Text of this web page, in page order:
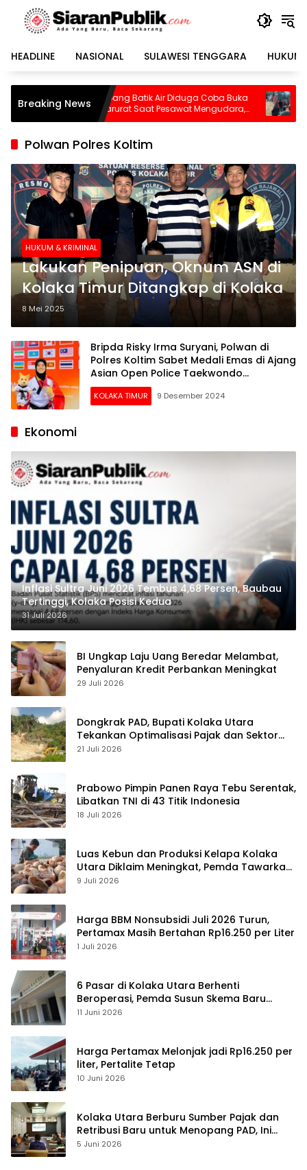
Langsung
konten
HEADLINE
NASIONAL SULAWESI TENGGARA HUKUM
Breaking News
Batik Air Diduga Coba Buka
Darurat Saat Pesawat Mengudara,
Pecah di Dalam Kabin
Pilu, Seorang Ibu
Tewas Terjebak
Polwan Polres Koltim
HUKUM & KRIMINAL
Lakukan Penipuan, Oknum ASN di
Kolaka Timur Ditangkap di Kolaka
8 Mei 2025
Bripda Risky Irma Suryani, Polwan di
Polres Koltim Sabet Medali Emas di Ajang
Asian Open Police Taekwondo
Championship 2024
KOLAKA TIMUR 9 Desember 2024
Ekonomi
Inflasi Sultra Juni 2026 Tembus 4,68 Persen, Baubau
Tertinggi, Kolaka Posisi Kedua
31 Juli 2026
BI Ungkap Laju Uang Beredar Melambat,
Penyaluran Kredit Perbankan Meningkat
29 Juli 2026
Dongkrak PAD, Bupati Kolaka Utara
Tekankan Optimalisasi Pajak dan Sektor
Tambang
21 Juli 2026
Prabowo Pimpin Panen Raya Tebu Serentak,
Libatkan TNI di 43 Titik Indonesia
18 Juli 2026
Luas Kebun dan Produksi Kelapa Kolaka
Utara Diklaim Meningkat, Pemda Tawarkan
Peluang Investasi
9 Juli 2026
Harga BBM Nonsubsidi Juli 2026 Turun,
Pertamax Masih Bertahan Rp16.250 per Liter
1 Juli 2026
6 Pasar di Kolaka Utara Berhenti
Beroperasi, Pemda Susun Skema Baru
Pulihkan Perdagangan
11 Juni 2026
Harga Pertamax Melonjak jadi Rp16.250 per
liter, Pertalite Tetap
10 Juni 2026
Kolaka Utara Berburu Sumber Pajak dan
Retribusi Baru untuk Menopang PAD, Ini
Daftarnya
5 Juni 2026